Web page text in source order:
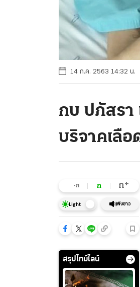
14 ก.ค. 2563 14:32 น.
กบ ปภัสรา
บริจาคเลือ
-ก ก ก+
Light ฟังข่าว
สรุปไทม์ไลน์